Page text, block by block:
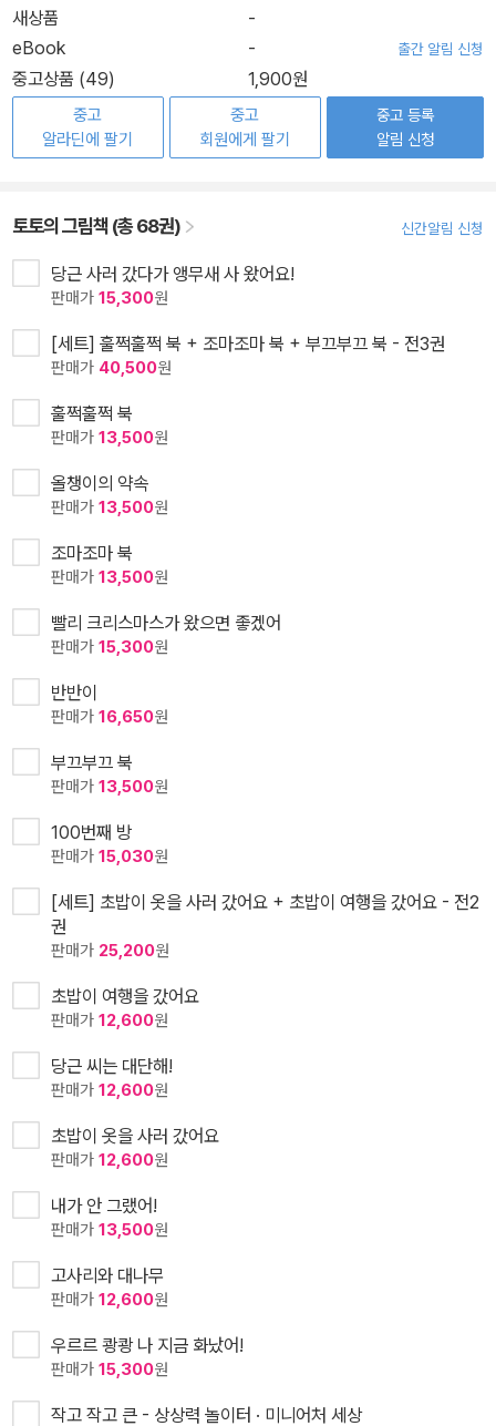
새상품
-
eBook
- 출간 알림 신청
중고상품 (49) 1,900원
중고
알라딘에 팔기
중고
회원에게 팔기
중고 등록
알림 신청
토토의 그림책 (총 68권) 신간알림 신청
당근 사러 갔다가 앵무새 사 왔어요!
판매가 15,300원
[세트] 훌쩍훌쩍 북 + 조마조마 북 + 부끄부끄 북 - 전3권
판매가 40,500원
훌쩍훌쩍 북
판매가 13,500원
올챙이의 약속
판매가 13,500원
조마조마 북
판매가 13,500원
빨리 크리스마스가 왔으면 좋겠어
판매가 15,300원
반반이
판매가 16,650원
부끄부끄 북
판매가 13,500원
100번째 방
판매가 15,030원
[세트] 초밥이 옷을 사러 갔어요 + 초밥이 여행을 갔어요 - 전2
권
판매가 25,200원
초밥이 여행을 갔어요
판매가 12,600원
당근 씨는 대단해!
판매가 12,600원
초밥이 옷을 사러 갔어요
판매가 12,600원
내가 안 그랬어!
판매가 13,500원
고사리와 대나무
판매가 12,600원
우르르 쾅쾅 나 지금 화났어!
판매가 15,300원
작고 작고 큰 - 상상력 놀이터 · 미니어처 세상